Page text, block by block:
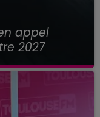
appel
2027